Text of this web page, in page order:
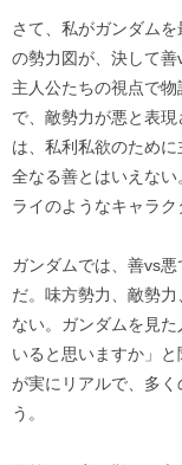
さて、私がガンダム
の勢力図が、決して善
主人公たちの視点で
で、敵勢力が悪と表
は、私利私欲のため
全なる善とはいえな
ライのようなキャラク
ガンダムでは、善vs
だ。味方勢力、敵勢
ない。ガンダムを見
いると思いますか」
が実にリアルで、多
う。